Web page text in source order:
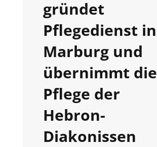
gründet
Pflegedienst in
Marburg und
übernimmt die
Pflege der
Hebron-
Diakonissen